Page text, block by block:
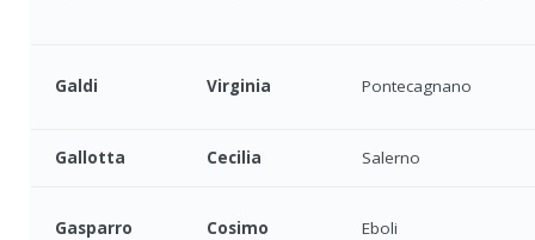
Galdi Virginia Pontecagnano
Gallotta Cecilia Salerno
Gasparro Cosimo Eboli